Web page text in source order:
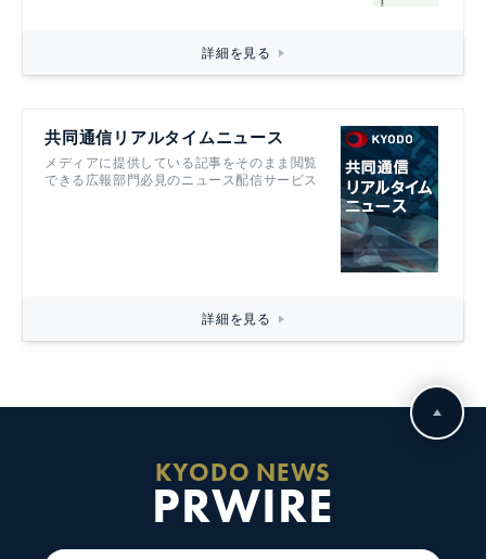
詳細を見る
共同通信リアルタイムニュース
メディアに提供している記事をそのまま閲覧
できる広報部門必見のニュース配信サービス
詳細を見る
KYODO NEWS
PRWIRE